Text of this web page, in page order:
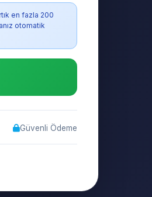
en fazla 200
otomatik
Güvenli Ödeme